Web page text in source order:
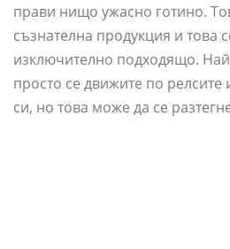
прави нищо ужасно готино.
съзнателна продукция и това
изключително подходящо.
просто се движите по релсите
си, но това може да се